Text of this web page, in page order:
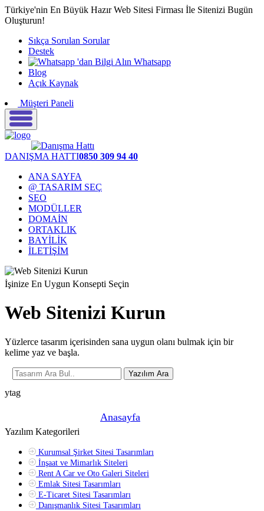
Türkiye'nin En Büyük Hazır Web Sitesi Firması İle Sitenizi Bugün
Oluşturun!
Sıkça Sorulan Sorular
Destek
Whatsapp
Blog
Açık Kaynak
Müşteri Paneli
DANIŞMA HATTI0850 309 94 40
ANA SAYFA
@ TASARIM SEÇ
SEO
MODÜLLER
DOMAİN
ORTAKLIK
BAYİLİK
İLETİŞİM
İşinize En Uygun Konsepti Seçin
Web Sitenizi Kurun
Yüzlerce tasarım içerisinden sana uygun olanı bulmak için bir
kelime yaz ve başla.
Yazılım Ara
ytag
Anasayfa
Yazılım Kategorileri
Kurumsal Şirket Sitesi Tasarımları
İnşaat ve Mimarlık Siteleri
Rent A Car ve Oto Galeri Siteleri
Emlak Sitesi Tasarımları
E-Ticaret Sitesi Tasarımları
Danışmanlık Sitesi Tasarımları